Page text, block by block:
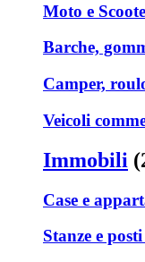
Moto e
Barche,
Camper,
Veicoli
Immobili
Case e
Stanze e